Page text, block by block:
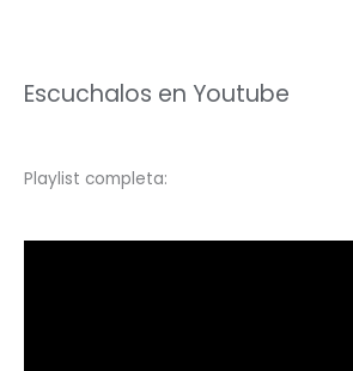
Escuchalos en Youtube
Playlist completa: